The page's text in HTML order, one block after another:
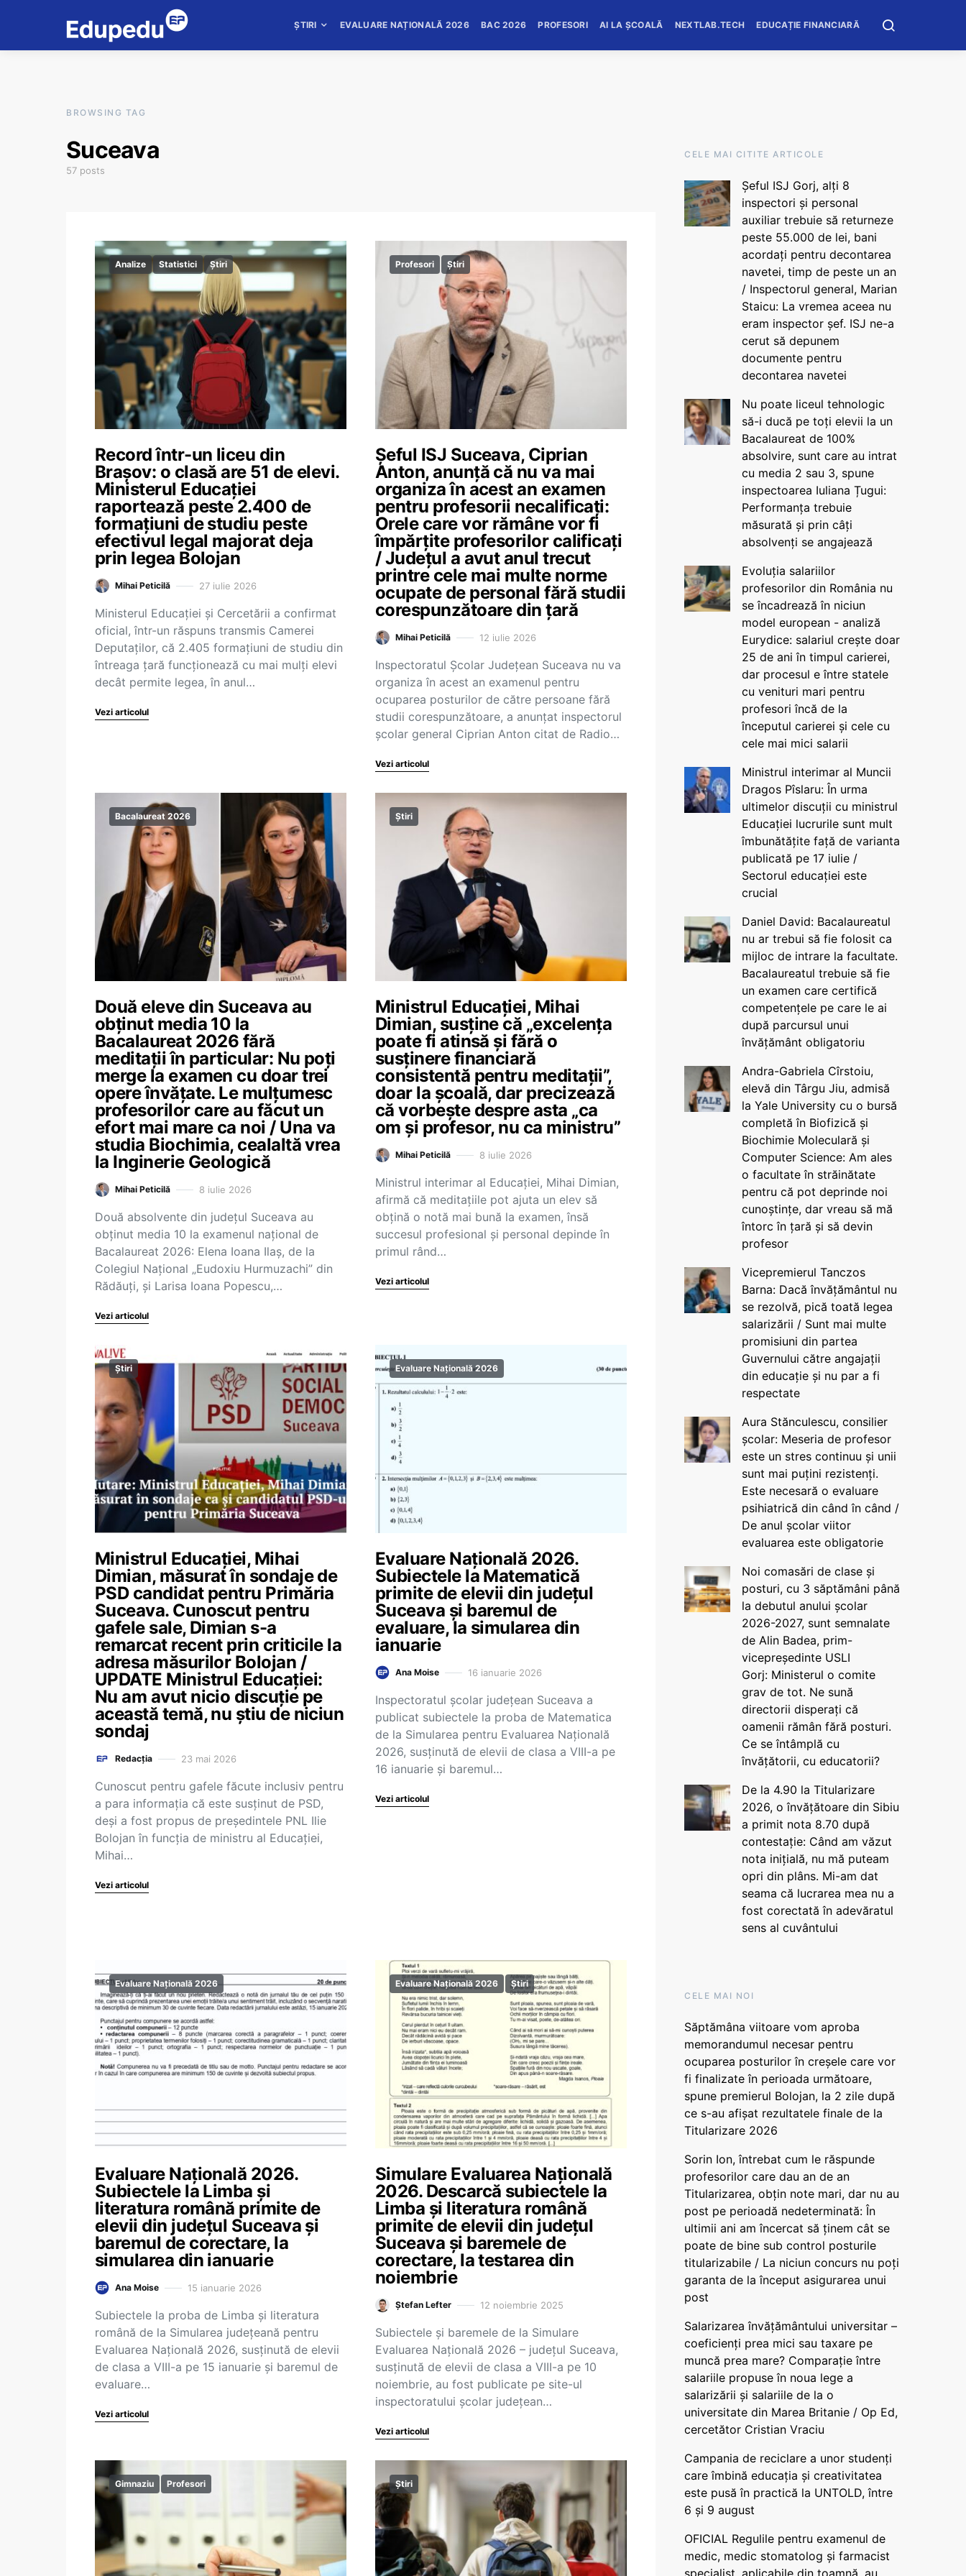
ȘTIRI EVALUARE NAȚIONALĂ 2026 BAC 2026 PROFESORI AI LA ȘCOALĂ NEXTLAB.TECH EDUCAȚIE FINANCIARĂ
BROWSING TAG
Suceava
57 posts
Analize Statistici Știri
Record într-un liceu din
Brașov: o clasă are 51 de elevi.
Ministerul Educației
raportează peste 2.400 de
formațiuni de studiu peste
efectivul legal majorat deja
prin legea Bolojan
Mihai Peticilă 27 iulie 2026
Ministerul Educației și Cercetării a confirmat
oficial, într-un răspuns transmis Camerei
Deputaților, că 2.405 formațiuni de studiu din
întreaga țară funcționează cu mai mulți elevi
decât permite legea, în anul…
Vezi articolul
Profesori Știri
Șeful ISJ Suceava, Ciprian
Anton, anunță că nu va mai
organiza în acest an examen
pentru profesorii necalificați:
Orele care vor rămâne vor fi
împărțite profesorilor calificați
/ Județul a avut anul trecut
printre cele mai multe norme
ocupate de personal fără studii
corespunzătoare din țară
Mihai Peticilă 12 iulie 2026
Inspectoratul Școlar Județean Suceava nu va
organiza în acest an examenul pentru
ocuparea posturilor de către persoane fără
studii corespunzătoare, a anunțat inspectorul
școlar general Ciprian Anton citat de Radio…
Vezi articolul
Bacalaureat 2026
Două eleve din Suceava au
obținut media 10 la
Bacalaureat 2026 fără
meditații în particular: Nu poți
merge la examen cu doar trei
opere învățate. Le mulțumesc
profesorilor care au făcut un
efort mai mare ca noi / Una va
studia Biochimia, cealaltă vrea
la Inginerie Geologică
Mihai Peticilă 8 iulie 2026
Două absolvente din județul Suceava au
obținut media 10 la examenul național de
Bacalaureat 2026: Elena Ioana Ilaș, de la
Colegiul Național „Eudoxiu Hurmuzachi” din
Rădăuți, și Larisa Ioana Popescu,…
Vezi articolul
Știri
Ministrul Educației, Mihai
Dimian, susține că „excelența
poate fi atinsă și fără o
susținere financiară
consistentă pentru meditații”,
doar la școală, dar precizează
că vorbește despre asta „ca
om și profesor, nu ca ministru”
Mihai Peticilă 8 iulie 2026
Ministrul interimar al Educației, Mihai Dimian,
afirmă că meditațiile pot ajuta un elev să
obțină o notă mai bună la examen, însă
succesul profesional și personal depinde în
primul rând…
Vezi articolul
Știri
Ministrul Educației, Mihai
Dimian, măsurat în sondaje de
PSD candidat pentru Primăria
Suceava. Cunoscut pentru
gafele sale, Dimian s-a
remarcat recent prin criticile la
adresa măsurilor Bolojan /
UPDATE Ministrul Educației:
Nu am avut nicio discuție pe
această temă, nu știu de niciun
sondaj
Redacția 23 mai 2026
Cunoscut pentru gafele făcute inclusiv pentru
a para informația că este susținut de PSD,
deși a fost propus de președintele PNL Ilie
Bolojan în funcția de ministru al Educației,
Mihai…
Vezi articolul
Evaluare Națională 2026
Evaluare Națională 2026.
Subiectele la Matematică
primite de elevii din județul
Suceava și baremul de
evaluare, la simularea din
ianuarie
Ana Moise 16 ianuarie 2026
Inspectoratul școlar județean Suceava a
publicat subiectele la proba de Matematica
de la Simularea pentru Evaluarea Națională
2026, susținută de elevii de clasa a VIII-a pe
16 ianuarie și baremul…
Vezi articolul
Evaluare Națională 2026
Evaluare Națională 2026.
Subiectele la Limba și
literatura română primite de
elevii din județul Suceava și
baremul de corectare, la
simularea din ianuarie
Ana Moise 15 ianuarie 2026
Subiectele la proba de Limba și literatura
română de la Simularea județeană pentru
Evaluarea Națională 2026, susținută de elevii
de clasa a VIII-a pe 15 ianuarie și baremul de
evaluare…
Vezi articolul
Evaluare Națională 2026 Știri
Simulare Evaluarea Națională
2026. Descarcă subiectele la
Limba și literatura română
primite de elevii din județul
Suceava și baremele de
corectare, la testarea din
noiembrie
Ștefan Lefter 12 noiembrie 2025
Subiectele și baremele de la Simulare
Evaluarea Națională 2026 – județul Suceava,
susținută de elevii de clasa a VIII-a pe 10
noiembrie, au fost publicate pe site-ul
inspectoratului școlar județean…
Vezi articolul
Gimnaziu Profesori Știri
CELE MAI CITITE ARTICOLE
Șeful ISJ Gorj, alți 8
inspectori și personal
auxiliar trebuie să returneze
peste 55.000 de lei, bani
acordați pentru decontarea
navetei, timp de peste un an
/ Inspectorul general, Marian
Staicu: La vremea aceea nu
eram inspector șef. ISJ ne-a
cerut să depunem
documente pentru
decontarea navetei
Nu poate liceul tehnologic
să-i ducă pe toți elevii la un
Bacalaureat de 100%
absolvire, sunt care au intrat
cu media 2 sau 3, spune
inspectoarea Iuliana Țugui:
Performanța trebuie
măsurată și prin câți
absolvenți se angajează
Evoluția salariilor
profesorilor din România nu
se încadrează în niciun
model european - analiză
Eurydice: salariul crește doar
25 de ani în timpul carierei,
dar procesul e între statele
cu venituri mari pentru
profesori încă de la
începutul carierei și cele cu
cele mai mici salarii
Ministrul interimar al Muncii
Dragos Pîslaru: În urma
ultimelor discuții cu ministrul
Educației lucrurile sunt mult
îmbunătățite față de varianta
publicată pe 17 iulie /
Sectorul educației este
crucial
Daniel David: Bacalaureatul
nu ar trebui să fie folosit ca
mijloc de intrare la facultate.
Bacalaureatul trebuie să fie
un examen care certifică
competențele pe care le ai
după parcursul unui
învățământ obligatoriu
Andra-Gabriela Cîrstoiu,
elevă din Târgu Jiu, admisă
la Yale University cu o bursă
completă în Biofizică și
Biochimie Moleculară și
Computer Science: Am ales
o facultate în străinătate
pentru că pot deprinde noi
cunoștințe, dar vreau să mă
întorc în țară și să devin
profesor
Vicepremierul Tanczos
Barna: Dacă învățământul nu
se rezolvă, pică toată legea
salarizării / Sunt mai multe
promisiuni din partea
Guvernului către angajații
din educație și nu par a fi
respectate
Aura Stănculescu, consilier
școlar: Meseria de profesor
este un stres continuu și unii
sunt mai puțini rezistenți.
Este necesară o evaluare
psihiatrică din când în când /
De anul școlar viitor
evaluarea este obligatorie
Noi comasări de clase și
posturi, cu 3 săptămâni până
la debutul anului școlar
2026-2027, sunt semnalate
de Alin Badea, prim-
vicepreședinte USLI
Gorj: Ministerul o comite
grav de tot. Ne sună
directorii disperați că
oamenii rămân fără posturi.
Ce se întâmplă cu
învățătorii, cu educatorii?
De la 4.90 la Titularizare
2026, o învățătoare din Sibiu
a primit nota 8.70 după
contestație: Când am văzut
nota inițială, nu mă puteam
opri din plâns. Mi-am dat
seama că lucrarea mea nu a
fost corectată în adevăratul
sens al cuvântului
CELE MAI NOI
Săptămâna viitoare vom aproba
memorandumul necesar pentru
ocuparea posturilor în creșele care vor
fi finalizate în perioada următoare,
spune premierul Bolojan, la 2 zile după
ce s-au afișat rezultatele finale de la
Titularizare 2026
Sorin Ion, întrebat cum le răspunde
profesorilor care dau an de an
Titularizarea, obțin note mari, dar nu au
post pe perioadă nedeterminată: În
ultimii ani am încercat să ținem cât se
poate de bine sub control posturile
titularizabile / La niciun concurs nu poți
garanta de la început asigurarea unui
post
Salarizarea învățământului universitar –
coeficienți prea mici sau taxare pe
muncă prea mare? Comparație între
salariile propuse în noua lege a
salarizării și salariile de la o
universitate din Marea Britanie / Op Ed,
cercetător Cristian Vraciu
Campania de reciclare a unor studenți
care îmbină educația și creativitatea
este pusă în practică la UNTOLD, între
6 și 9 august
OFICIAL Regulile pentru examenul de
medic, medic stomatolog și farmacist
specialist, aplicabile din toamnă, au